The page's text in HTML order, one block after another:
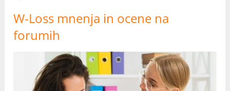
W-Loss mnenja in ocene na
forumih